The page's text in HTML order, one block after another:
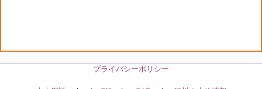
プライバシーポリシー